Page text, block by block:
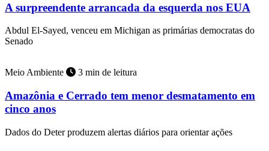
A surpreendente arrancada da esquerda nos EUA
Abdul El-Sayed, venceu em Michigan as primárias democratas do
Senado
Meio Ambiente 3 min de leitura
Amazônia e Cerrado tem menor desmatamento em
cinco anos
Dados do Deter produzem alertas diários para orientar ações